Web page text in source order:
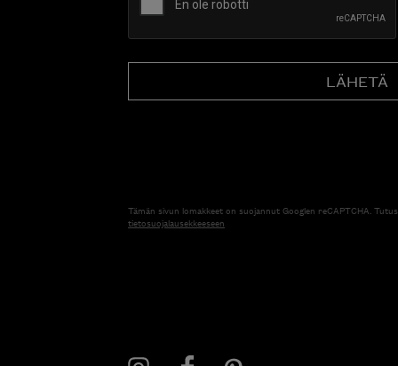
Tämän sivun lomakkeet on suojannut Googlen reCAPTCHA.
tietosuojalausekkeeseen